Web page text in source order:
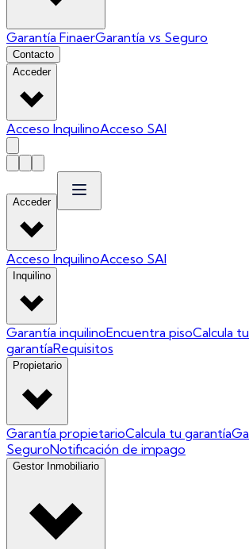
Garantía FinaerGarantía vs Seguro
Contacto
Acceder
Acceso InquilinoAcceso SAI
Acceder
Acceso InquilinoAcceso SAI
Inquilino
Garantía inquilinoEncuentra pisoCalcula tu
garantíaRequisitos
Propietario
Garantía propietarioCalcula tu garantía
SeguroNotificación de impago
Gestor Inmobiliario